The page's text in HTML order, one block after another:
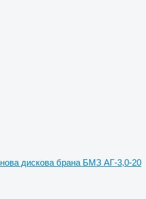
нова дискова брана БМЗ АГ-3,0-20